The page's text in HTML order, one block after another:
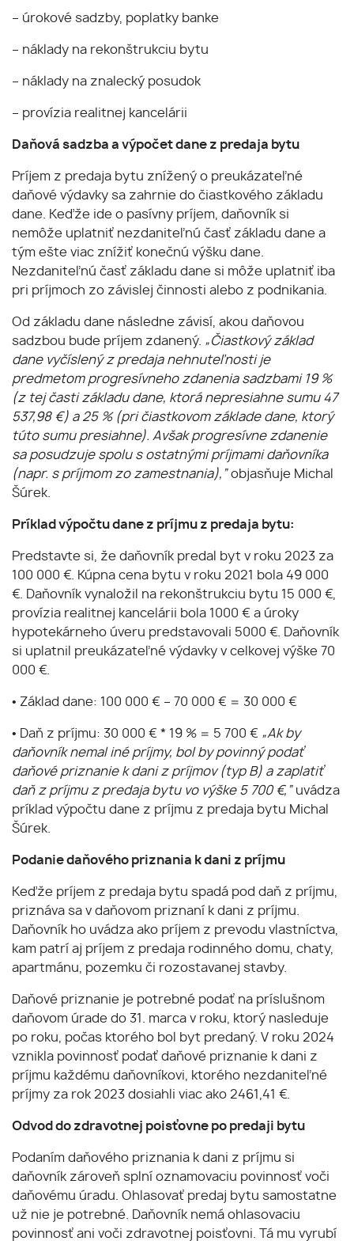
– úrokové sadzby, poplatky banke
– náklady na rekonštrukciu bytu
– náklady na znalecký posudok
– provízia realitnej kancelárii
Daňová sadzba a výpočet dane z predaja bytu
Príjem z predaja bytu znížený o preukázateľné
daňové výdavky sa zahrnie do čiastkového základu
dane. Keďže ide o pasívny príjem, daňovník si
nemôže uplatniť nezdaniteľnú časť základu dane a
tým ešte viac znížiť konečnú výšku dane.
Nezdaniteľnú časť základu dane si môže uplatniť iba
pri príjmoch zo závislej činnosti alebo z podnikania.
Od základu dane následne závisí, akou daňovou
sadzbou bude príjem zdanený. „Čiastkový základ
dane vyčíslený z predaja nehnuteľnosti je
predmetom progresívneho zdanenia sadzbami 19 %
(z tej časti základu dane, ktorá nepresiahne sumu 47
537,98 €) a 25 % (pri čiastkovom základe dane, ktorý
túto sumu presiahne). Avšak progresívne zdanenie
sa posudzuje spolu s ostatnými príjmami daňovníka
(napr. s príjmom zo zamestnania),”objasňuje Michal
Šúrek.
Príklad výpočtu dane z príjmu z predaja bytu:
Predstavte si, že daňovník predal byt v roku 2023 za
100 000 €. Kúpna cena bytu v roku 2021 bola 49 000
€. Daňovník vynaložil na rekonštrukciu bytu 15 000 €,
provízia realitnej kancelárii bola 1000 € a úroky
hypotekárneho úveru predstavovali 5000 €. Daňovník
si uplatnil preukázateľné výdavky v celkovej výške 70
000 €.
• Základ dane: 100 000 € – 70 000 € = 30 000 €
• Daň z príjmu: 30 000 € * 19 % = 5 700 € „Ak by
daňovník nemal iné príjmy, bol by povinný podať
daňové priznanie k dani z príjmov (typ B) a zaplatiť
daň z príjmu z predaja bytu vo výške 5 700 €,” uvádza
príklad výpočtu dane z príjmu z predaja bytu Michal
Šúrek.
Podanie daňového priznania k dani z príjmu
Keďže príjem z predaja bytu spadá pod daň z príjmu,
priznáva sa v daňovom priznaní k dani z príjmu.
Daňovník ho uvádza ako príjem z prevodu vlastníctva,
kam patrí aj príjem z predaja rodinného domu, chaty,
apartmánu, pozemku či rozostavanej stavby.
Daňové priznanie je potrebné podať na príslušnom
daňovom úrade do 31. marca v roku, ktorý nasleduje
po roku, počas ktorého bol byt predaný. V roku 2024
vznikla povinnosť podať daňové priznanie k dani z
príjmu každému daňovníkovi, ktorého nezdaniteľné
príjmy za rok 2023 dosiahli viac ako 2461,41 €.
Odvod do zdravotnej poisťovne po predaji bytu
Podaním daňového priznania k dani z príjmu si
daňovník zároveň splní oznamovaciu povinnosť voči
daňovému úradu. Ohlasovať predaj bytu samostatne
už nie je potrebné. Daňovník nemá ohlasovaciu
povinnosť ani voči zdravotnej poisťovni. Tá mu vyrubí